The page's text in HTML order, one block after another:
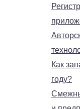
Как
году?